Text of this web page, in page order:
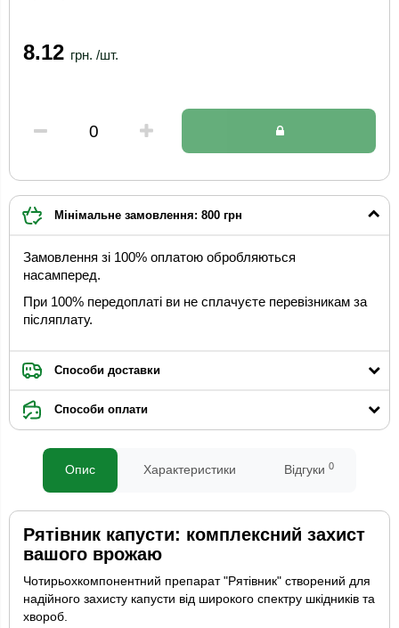
8.12 грн. /шт.
Мінімальне замовлення: 800 грн
Замовлення зі 100% оплатою обробляються
насамперед.
При 100% передоплаті ви не сплачуєте перевізникам за
післяплату.
Способи доставки
Способи оплати
Опис Характеристики Відгуки 0
Рятівник капусти: комплексний захист
вашого врожаю
Чотирьохкомпонентний препарат "Рятівник" створений для
надійного захисту капусти від широкого спектру шкідників та
хвороб.